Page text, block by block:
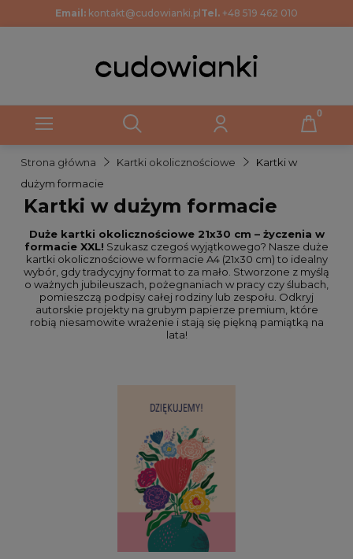
Email: kontakt@cudowianki.pl Tel. +48 519 462 010
Strona główna Kartki okolicznościowe
Kartki w
dużym formacie
Kartki w dużym formacie
Duże kartki okolicznościowe 21x30 cm – życzenia w
formacie XXL! Szukasz czegoś wyjątkowego? Nasze duże
kartki okolicznościowe w formacie A4 (21x30 cm) to idealny
wybór, gdy tradycyjny format to za mało. Stworzone z myślą
o ważnych jubileuszach, pożegnaniach w pracy czy ślubach,
pomieszczą podpisy całej rodziny lub zespołu. Odkryj
autorskie projekty na grubym papierze premium, które
robią niesamowite wrażenie i stają się piękną pamiątką na
lata!